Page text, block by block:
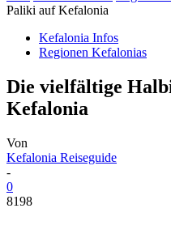
Paliki auf Kefalonia
Kefalonia Infos
Regionen Kefalonias
Die vielfältige
Kefalonia
Von
Kefalonia Reiseguide
-
0
8198